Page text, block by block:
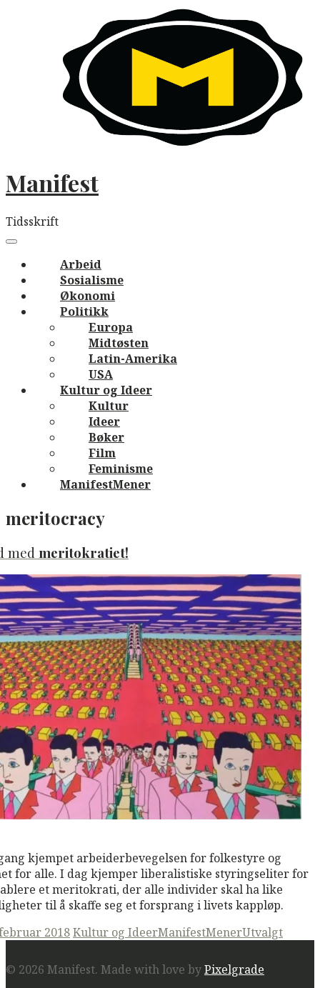
Manifest
Tidsskrift
navigation
Menu
Arbeid
Sosialisme
Økonomi
Politikk
Europa
Midtøsten
Latin-Amerika
USA
Kultur og Ideer
Kultur
Ideer
Bøker
Film
Feminisme
ManifestMener
meritocracy
med meritokratiet!
kjempet arbeiderbevegelsen for folkestyre og
for alle. I dag kjemper liberalistiske styringseliter for
et meritokrati, der alle individer skal ha like
til å skaffe seg et forsprang i livets kappløp.
2018Kultur og IdeerManifestMenerUtvalgt
© 2026 Manifest. Made with love byPixelgrade